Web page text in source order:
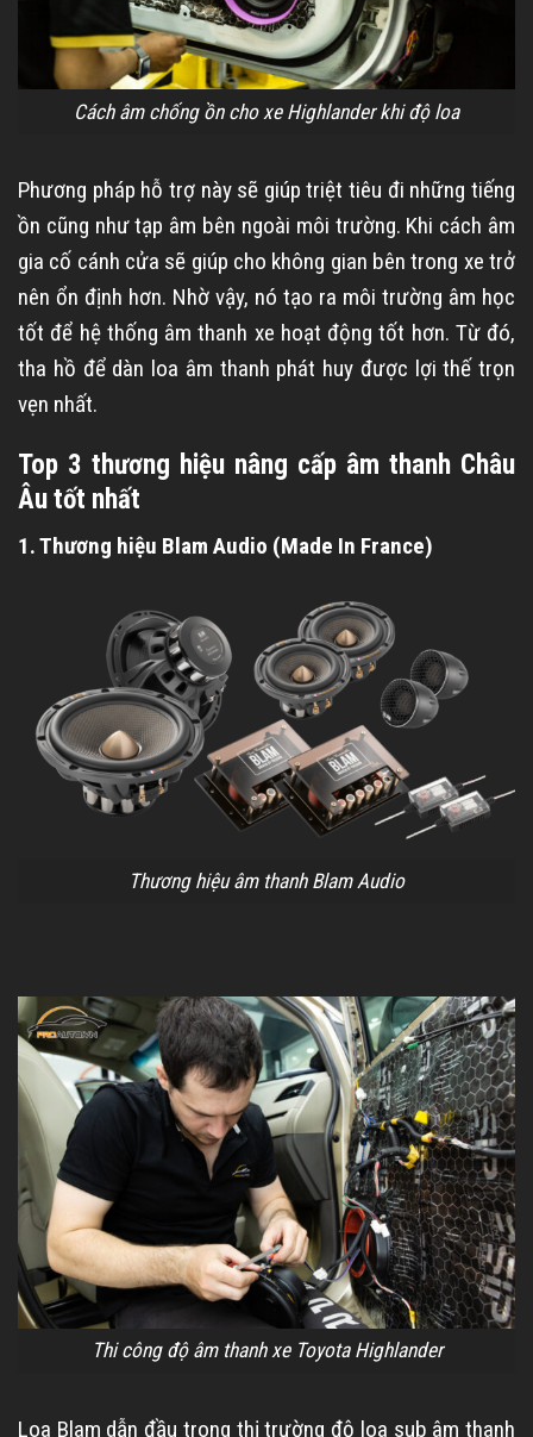
Cách âm chống ồn cho xe Highlander khi độ loa
Phương pháp hỗ trợ này sẽ giúp triệt tiêu đi những tiếng
ồn cũng như tạp âm bên ngoài môi trường. Khi cách âm
gia cố cánh cửa sẽ giúp cho không gian bên trong xe trở
nên ổn định hơn. Nhờ vậy, nó tạo ra môi trường âm học
tốt để hệ thống âm thanh xe hoạt động tốt hơn. Từ đó,
tha hồ để dàn loa âm thanh phát huy được lợi thế trọn
vẹn nhất.
Top 3 thương hiệu nâng cấp âm thanh Châu
Âu tốt nhất
1. Thương hiệu Blam Audio (Made In France)
Thương hiệu âm thanh Blam Audio
Thi công độ âm thanh xe Toyota Highlander
Loa Blam dẫn đầu trong thị trường độ loa sub âm thanh